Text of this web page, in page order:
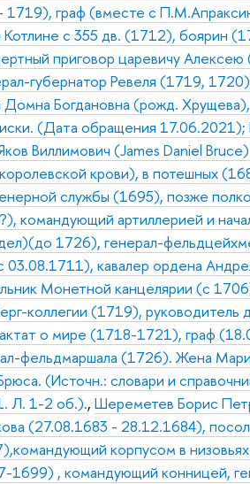
граф (вместе с
Котлине с 355 дв. (1712), боярин
приговор царевичу
губернатор Ревеля (1719,
Богдановна (рожд.
(Дата обращения
Виллимович (James Daniel
крови), в потешных
службы (1695), позже
командующий артиллерией и
1726), генерал-
03.08.1711), кавалер ордена
Монетной канцелярии (с
коллегии (1719), руководитель
о мире (1718-1721), граф
фельдмаршала (1726). Жена
(Источн.: словари и
Л. 1-2 об.).,Шереметев Борис
(27.08.1683 - 28.12.1684),
корпусом в
1699) , командующий конницей,